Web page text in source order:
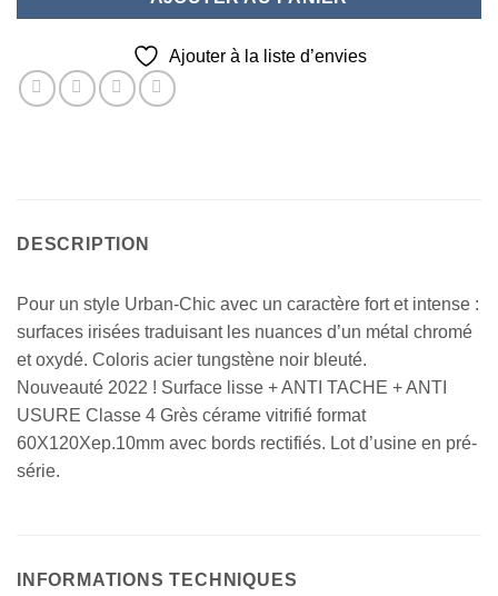
Ajouter à la liste d’envies
DESCRIPTION
Pour un style Urban-Chic avec un caractère fort et intense :
surfaces irisées traduisant les nuances d’un métal chromé
et oxydé. Coloris acier tungstène noir bleuté.
Nouveauté 2022 ! Surface lisse + ANTI TACHE + ANTI
USURE Classe 4 Grès cérame vitrifié format
60X120Xep.10mm avec bords rectifiés. Lot d’usine en pré-
série.
INFORMATIONS TECHNIQUES